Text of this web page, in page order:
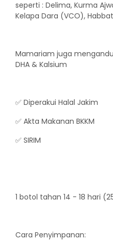
seperti : Delima, Kurma
Kelapa Dara (VCO),
Mamariam juga
DHA & Kalsium
✅ Diperakui Halal Jakim
✅ Akta Makanan BKKM
✅ SIRIM
1 botol tahan 14 - 18 hari
Cara Penyimpanan: